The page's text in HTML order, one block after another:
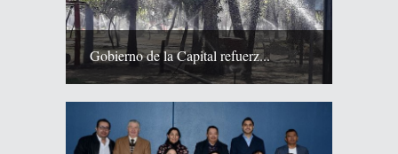
Gobierno de la Capital refuerz...